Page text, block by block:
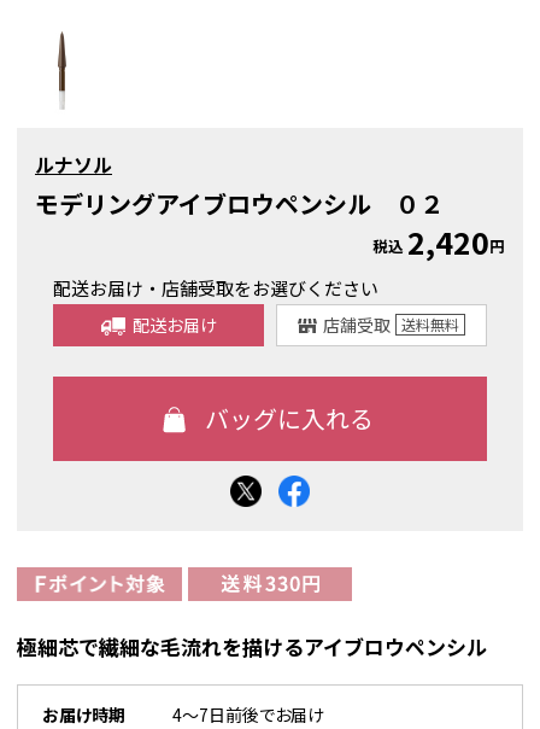
ルナソル
モデリングアイブロウペンシル ０２
税込 2,420円
配送お届け・店舗受取をお選びください
配送お届け 店舗受取 送料無料
極細芯で繊細な毛流れを描けるアイブロウペンシル
お届け時期
4～7日前後でお届け